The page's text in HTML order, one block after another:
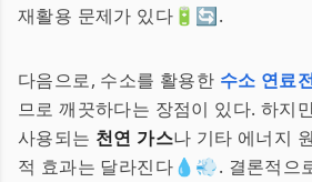
재활용 문제가 있다🔋🔄.
다음으로, 수소를 활용한 수소 연료
므로 깨끗하다는 장점이 있다. 하지
사용되는 천연 가스나 기타 에너지
적 효과는 달라진다💧💨. 결론적으